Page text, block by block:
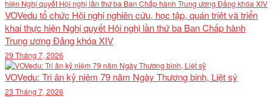
VOVedu tổ chức Hội nghị nghiên cứu, học tập, quán triệt và triển
khai thực hiện Nghị quyết Hội nghị lần thứ ba Ban Chấp hành
Trung ương Đảng khóa XIV
29 Tháng 7, 2026
VOVedu: Tri ân kỷ niệm 79 năm Ngày Thương binh, Liệt sỹ
23 Tháng 7, 2026